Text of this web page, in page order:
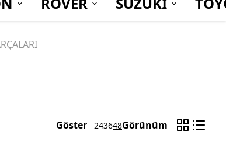
Göster 243648Görünüm